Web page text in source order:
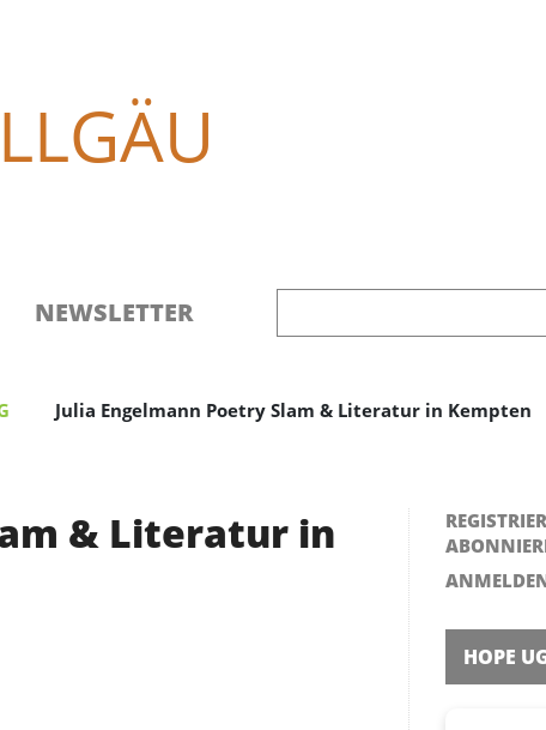
NEWSLETTER
Julia Engelmann Poetry Slam & Literatur in Kempten
& Literatur in
HOPE